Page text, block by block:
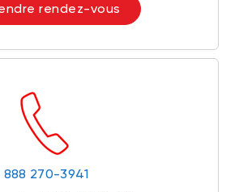
rendez-vous
888 270-3941